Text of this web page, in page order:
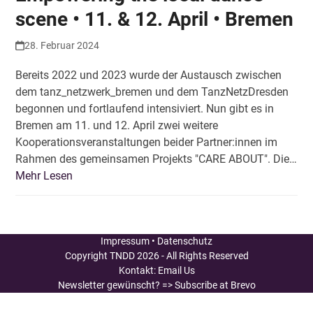
scene • 11. & 12. April • Bremen
28. Februar 2024
Bereits 2022 und 2023 wurde der Austausch zwischen
dem tanz_netzwerk_bremen und dem TanzNetzDresden
begonnen und fortlaufend intensiviert. Nun gibt es in
Bremen am 11. und 12. April zwei weitere
Kooperationsveranstaltungen beider Partner:innen im
Rahmen des gemeinsamen Projekts "CARE ABOUT". Die…
Mehr Lesen
Impressum • Datenschutz
Copyright TNDD2026 - All Rights Reserved
Kontakt: Email Us
Newsletter gewünscht? => Subscribe at Brevo